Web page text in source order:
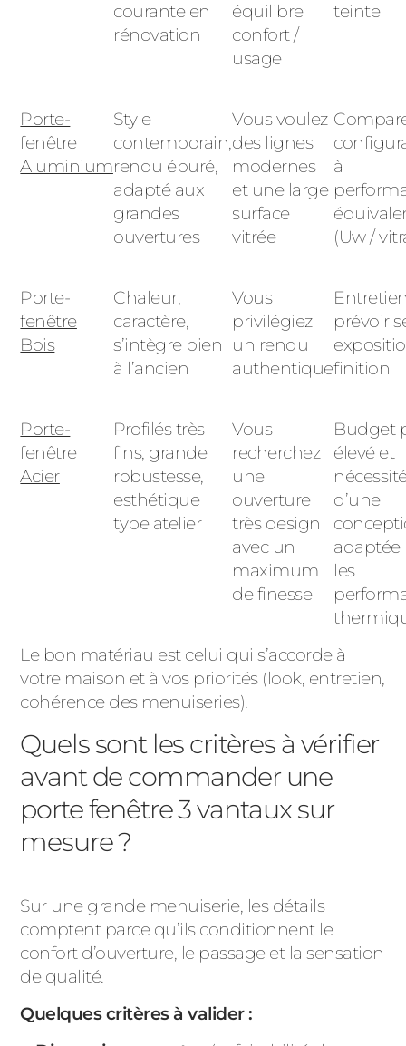
courante en
rénovation
équilibre
confort /
usage
teinte
Porte-
fenêtre
Aluminium
Style
contemporain,
rendu épuré,
adapté aux
grandes
ouvertures
Vous voulez
des lignes
modernes
et une large
surface
vitrée
à
(Uw /
Porte-
fenêtre
Bois
Chaleur,
caractère,
s’intègre bien
à l’ancien
Vous
privilégiez
un rendu
authentique
prévoir
finition
Porte-
fenêtre
Acier
Profilés très
fins, grande
robustesse,
esthétique
type atelier
Vous
recherchez
une
ouverture
très design
avec un
maximum
de finesse
Budget
élevé et
d’une
adaptée
les
Le bon matériau est celui qui s’accorde à
votre maison et à vos priorités (look, entretien,
cohérence des menuiseries).
Quels sont les critères à vérifier
avant de commander une
porte fenêtre 3 vantaux sur
mesure ?
Sur une grande menuiserie, les détails
comptent parce qu’ils conditionnent le
confort d’ouverture, le passage et la sensation
de qualité.
Quelques critères à valider :